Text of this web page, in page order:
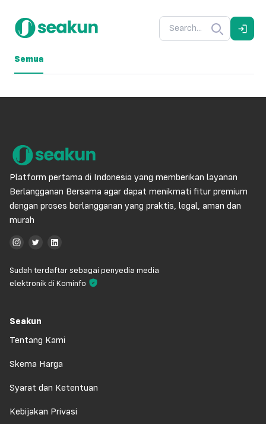
Semua
Platform pertama di Indonesia yang memberikan layanan
Berlangganan Bersama agar dapat menikmati fitur premium
dengan proses berlangganan yang praktis, legal, aman dan
murah
Sudah terdaftar sebagai penyedia media
elektronik di Kominfo
Seakun
Tentang Kami
Skema Harga
Syarat dan Ketentuan
Kebijakan Privasi